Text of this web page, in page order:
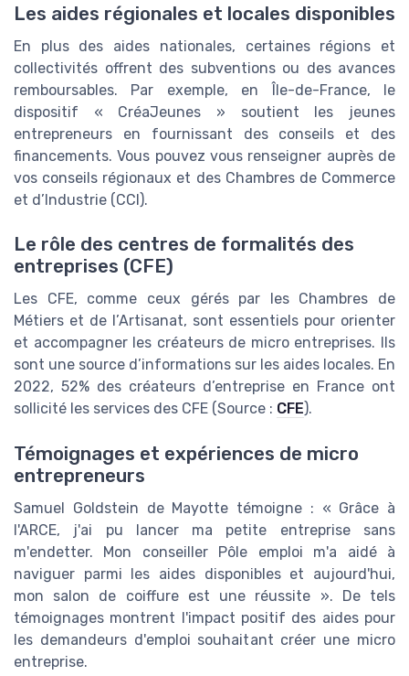
Les aides régionales et locales disponibles
En plus des aides nationales, certaines régions et
collectivités offrent des subventions ou des avances
remboursables. Par exemple, en Île-de-France, le
dispositif « CréaJeunes » soutient les jeunes
entrepreneurs en fournissant des conseils et des
financements. Vous pouvez vous renseigner auprès de
vos conseils régionaux et des Chambres de Commerce
et d’Industrie (CCI).
Le rôle des centres de formalités des
entreprises (CFE)
Les CFE, comme ceux gérés par les Chambres de
Métiers et de l’Artisanat, sont essentiels pour orienter
et accompagner les créateurs de micro entreprises. Ils
sont une source d’informations sur les aides locales. En
2022, 52% des créateurs d’entreprise en France ont
sollicité les services des CFE (Source : CFE).
Témoignages et expériences de micro
entrepreneurs
Samuel Goldstein de Mayotte témoigne : « Grâce à
l'ARCE, j'ai pu lancer ma petite entreprise sans
m'endetter. Mon conseiller Pôle emploi m'a aidé à
naviguer parmi les aides disponibles et aujourd'hui,
mon salon de coiffure est une réussite ». De tels
témoignages montrent l'impact positif des aides pour
les demandeurs d'emploi souhaitant créer une micro
entreprise.